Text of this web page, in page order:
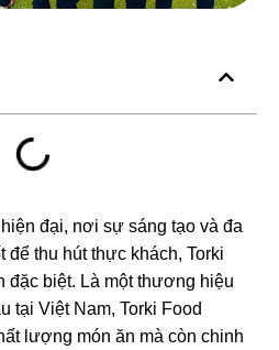
đại, nơi sự sáng tạo và đa
để thu hút thực khách, Torki
đặc biệt. Là một thương hiệu
tại Việt Nam, Torki Food
lượng món ăn mà còn chinh